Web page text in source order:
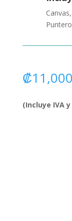
Puntero
₡
(Incluye IVA